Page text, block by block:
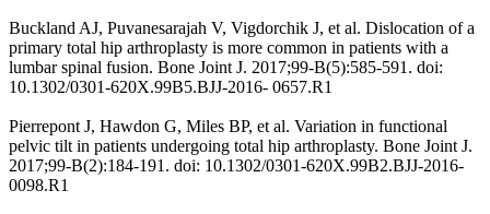
Buckland AJ, Puvanesarajah V, Vigdorchik J, et al. Dislocation of a
primary total hip arthroplasty is more common in patients with a
lumbar spinal fusion. Bone Joint J. 2017;99-B(5):585-591. doi:
10.1302/0301-620X.99B5.BJJ-2016- 0657.R1
Pierrepont J, Hawdon G, Miles BP, et al. Variation in functional
pelvic tilt in patients undergoing total hip arthroplasty. Bone Joint J.
2017;99-B(2):184-191. doi: 10.1302/0301-620X.99B2.BJJ-2016-
0098.R1